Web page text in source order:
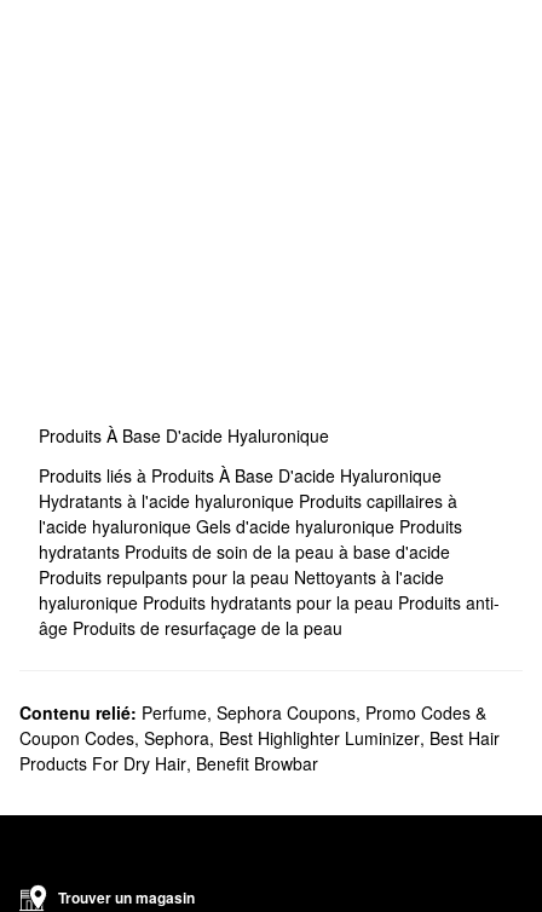
Produits À Base D'acide Hyaluronique
Produits liés à Produits À Base D'acide Hyaluronique
Hydratants à l'acide hyaluronique Produits capillaires à
l'acide hyaluronique Gels d'acide hyaluronique Produits
hydratants Produits de soin de la peau à base d'acide
Produits repulpants pour la peau Nettoyants à l'acide
hyaluronique Produits hydratants pour la peau Produits anti-
âge Produits de resurfaçage de la peau
Contenu relié: Perfume, Sephora Coupons, Promo Codes &
Coupon Codes, Sephora, Best Highlighter Luminizer, Best Hair
Products For Dry Hair, Benefit Browbar
Trouver un magasin